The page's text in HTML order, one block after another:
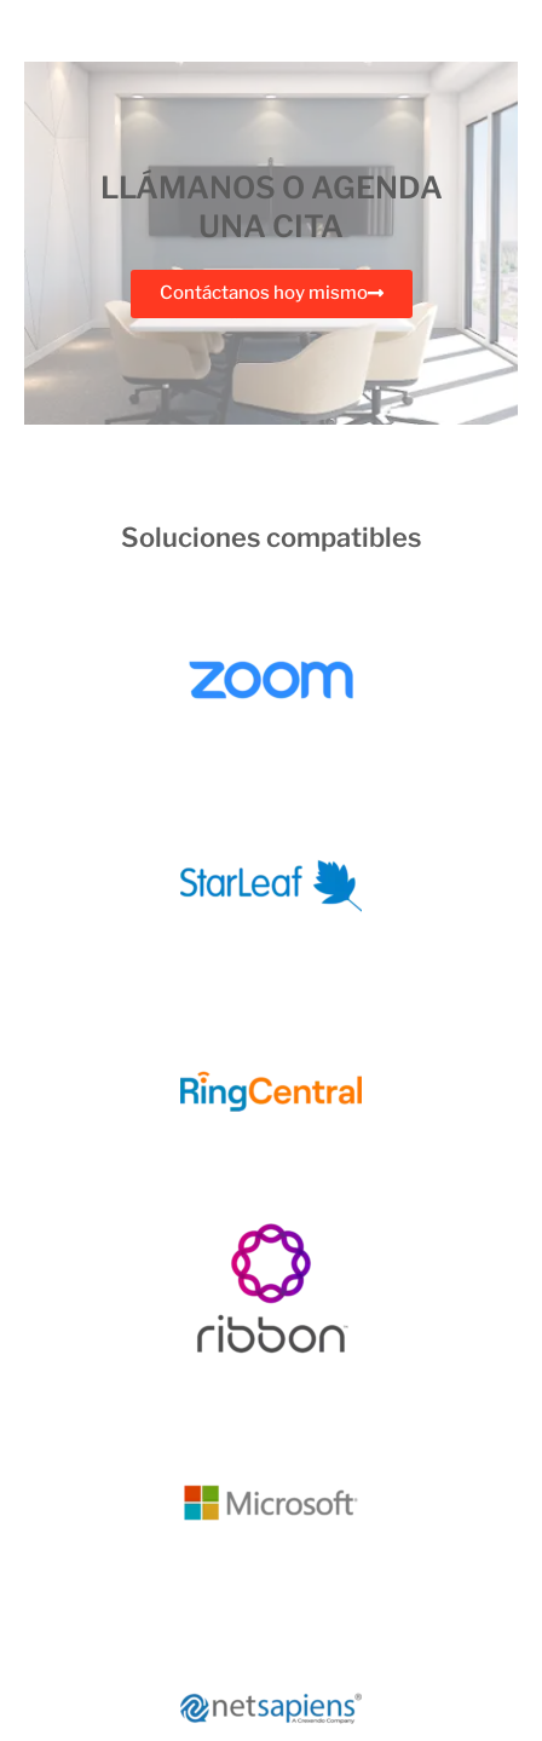
LLÁMANOS O AGENDA
UNA CITA
Contáctanos hoy mismo
Soluciones compatibles